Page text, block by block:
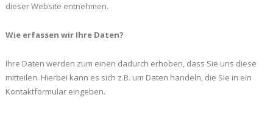
dieser Website entnehmen.
Wie erfassen wir Ihre Daten?
Ihre Daten werden zum einen dadurch erhoben, dass Sie uns diese
mitteilen. Hierbei kann es sich z.B. um Daten handeln, die Sie in ein
Kontaktformular eingeben.